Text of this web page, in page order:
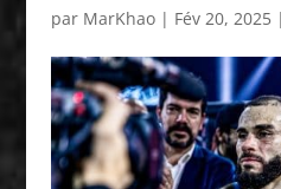
par MarKhao| Fév 20, 2025|